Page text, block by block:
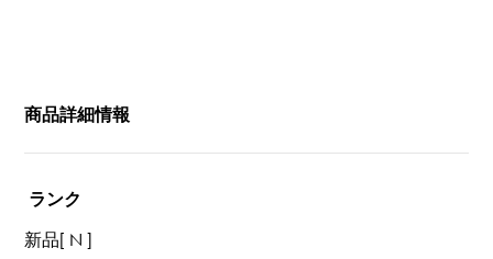
商品詳細情報
ランク
新品[ N ]